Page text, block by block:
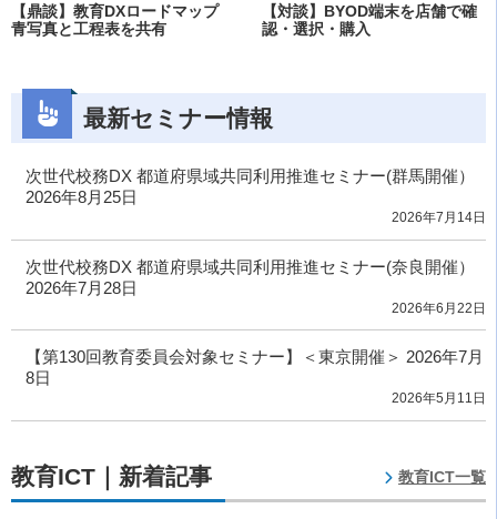
【鼎談】教育DXロードマップ
青写真と工程表を共有
【対談】BYOD端末を店舗で確
認・選択・購入
最新セミナー情報
次世代校務DX 都道府県域共同利用推進セミナー(群馬開催）
2026年8月25日
2026年7月14日
次世代校務DX 都道府県域共同利用推進セミナー(奈良開催）
2026年7月28日
2026年6月22日
【第130回教育委員会対象セミナー】＜東京開催＞ 2026年7月
8日
2026年5月11日
教育ICT｜新着記事 教育ICT一覧